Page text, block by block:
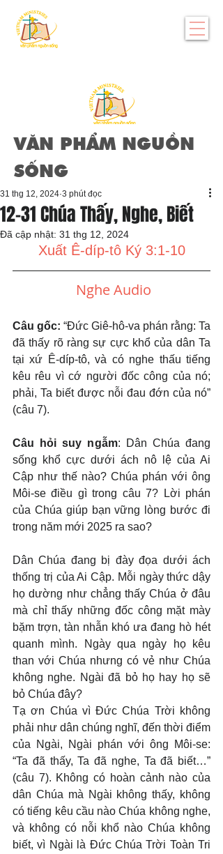
VĂN PHẨM NGUỒN
SỐNG
12-31 Chúa Thấy, Nghe, Biết
31 thg 12, 2024 3 phút đọc
Đã cập nhật: 31 thg 12, 2024
Xuất Ê-díp-tô Ký 3:1-10
Nghe Audio
Câu gốc: “Đức Giê-hô-va phán rằng: Ta
đã thấy rõ ràng sự cực khổ của dân Ta
tại xứ Ê-díp-tô, và có nghe thấu tiếng
kêu rêu vì cớ người đốc công của nó;
phải, Ta biết được nỗi đau đớn của nó”
(câu 7).
Câu hỏi suy ngẫm: Dân Chúa đang
sống khổ cực dưới ách nô lệ của Ai
Cập như thế nào? Chúa phán với ông
Môi-se điều gì trong câu 7? Lời phán
của Chúa giúp bạn vững lòng bước đi
trong năm mới 2025 ra sao?
Dân Chúa đang bị đày đọa dưới ách
thống trị của Ai Cập. Mỗi ngày thức dậy
họ dường như chẳng thấy Chúa ở đâu
mà chỉ thấy những đốc công mặt mày
bặm trợn, tàn nhẫn khó ưa đang hò hét
quanh mình. Ngày qua ngày họ kêu
than với Chúa nhưng có vẻ như Chúa
không nghe. Ngài đã bỏ họ hay họ sẽ
bỏ Chúa đây?
Tạ ơn Chúa vì Đức Chúa Trời không
phải như dân chúng nghĩ, đến thời điểm
của Ngài, Ngài phán với ông Môi-se:
“Ta đã thấy, Ta đã nghe, Ta đã biết…”
(câu 7). Không có hoàn cảnh nào của
dân Chúa mà Ngài không thấy, không
có tiếng kêu cầu nào Chúa không nghe,
và không có nỗi khổ nào Chúa không
biết, vì Ngài là Đức Chúa Trời Toàn Tri